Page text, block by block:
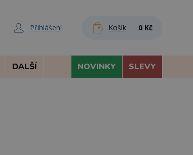
Přihlášení Košík 0 Kč
DALŠÍ NOVINKY SLEVY